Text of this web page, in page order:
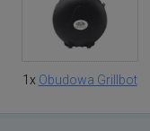
1x Obudowa Grillbot